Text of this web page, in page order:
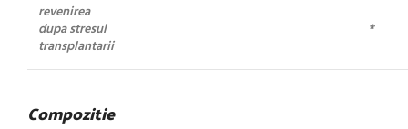
revenirea
dupa stresul
transplantarii
*
Compozitie